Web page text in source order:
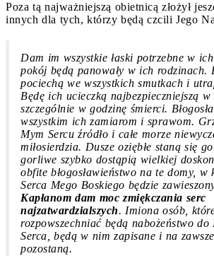
Poza tą najważniejszą obietnicą złożył
innych dla tych, którzy będą czcili Jego
Dam im wszystkie łaski potrzebne w
pokój będą panowały w ich rodzinach.
pociechą we wszystkich smutkach i
Będę ich ucieczką najbezpieczniejszą w
szczególnie w godzinę śmierci.
wszystkim ich zamiarom i sprawom.
Mym Sercu źródło i całe morze
miłosierdzia. Dusze oziębłe staną się
gorliwe szybko dostąpią wielkiej
obfite błogosławieństwo na te domy, w
Serca Mego Boskiego będzie
Kapłanom dam moc zmiękczania serc
najzatwardzialszych. Imiona osób,
rozpowszechniać będą nabożeństwo do
Serca, będą w nim zapisane i na
pozostaną.